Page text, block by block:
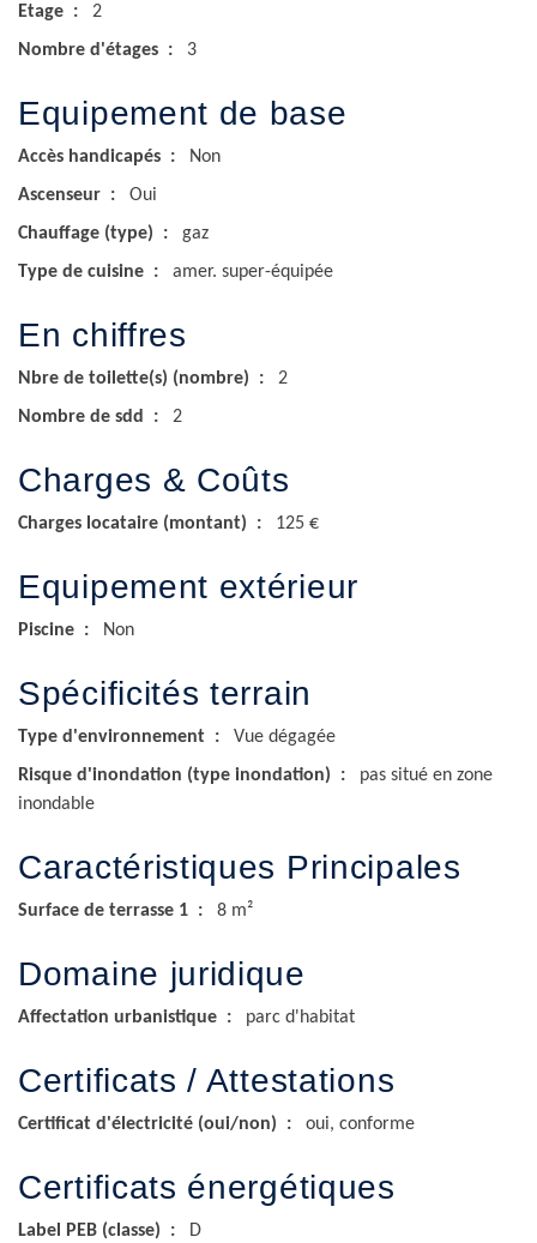
Etage
2
Nombre d'étages
3
Equipement de base
Accès handicapés
Non
Ascenseur
Oui
Chauffage (type)
gaz
Type de cuisine
amer. super-équipée
En chiffres
Nbre de toilette(s) (nombre)
2
Nombre de sdd
2
Charges & Coûts
Charges locataire (montant) 125 €
Equipement extérieur
Piscine Non
Spécificités terrain
Type d'environnement
Vue dégagée
Risque d'inondation (type inondation)
pas situé en zone
inondable
Caractéristiques Principales
Surface de terrasse 1 8 m²
Domaine juridique
Affectation urbanistique parc d'habitat
Certificats / Attestations
Certificat d'électricité (oui/non) oui, conforme
Certificats énergétiques
Label PEB (classe)
D